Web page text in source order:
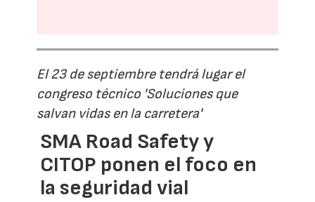
El 23 de septiembre tendrá lugar el
congreso técnico 'Soluciones que
salvan vidas en la carretera'
SMA Road Safety y
CITOP ponen el foco en
la seguridad vial